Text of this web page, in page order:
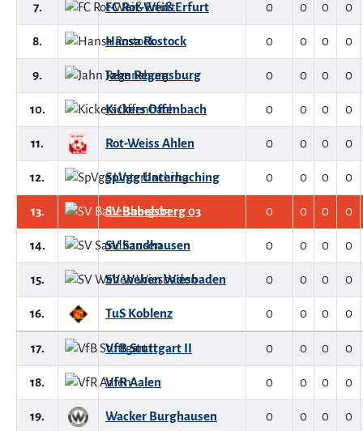
7. FC Rot-Weiß Erfurt 0 0 0 0
8. Hansa Rostock 0 0 0 0
9. Jahn Regensburg 0 0 0 0
10. Kickers Offenbach 0 0 0 0
11. Rot-Weiss Ahlen 0 0 0 0
12. SpVgg Unterhaching 0 0 0 0
13. SV Babelsberg 03 0 0 0 0
14. SV Sandhausen 0 0 0 0
15. SV Wehen Wiesbaden 0 0 0 0
16. TuS Koblenz 0 0 0 0
17. VfB Stuttgart II 0 0 0 0
18. VfR Aalen 0 0 0 0
19. Wacker Burghausen 0 0 0 0